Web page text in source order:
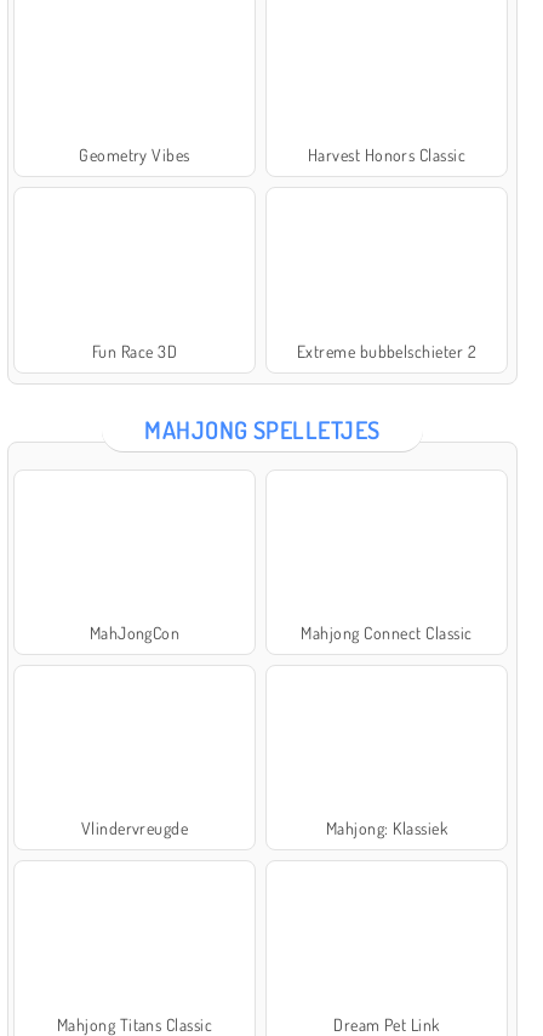
Geometry Vibes Harvest Honors Classic
Fun Race 3D Extreme bubbelschieter 2
MAHJONG SPELLETJES
MahJongCon Mahjong Connect Classic
Vlindervreugde Mahjong: Klassiek
Mahjong Titans Classic Dream Pet Link